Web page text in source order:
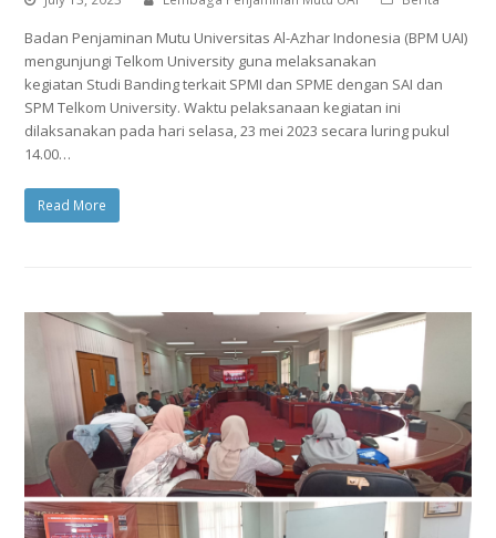
Badan Penjaminan Mutu Universitas Al-Azhar Indonesia (BPM UAI)
mengunjungi Telkom University guna melaksanakan
kegiatan Studi Banding terkait SPMI dan SPME dengan SAI dan
SPM Telkom University. Waktu pelaksanaan kegiatan ini
dilaksanakan pada hari selasa, 23 mei 2023 secara luring pukul
14.00…
Read More